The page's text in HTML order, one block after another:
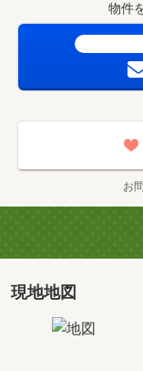
物件のご案内（主
２）じっくり見学
物件の雰囲気だけ
間取りに加え、気
３）納得見学コー
物件の間取り、設
能ですので
物件
お
現地地図